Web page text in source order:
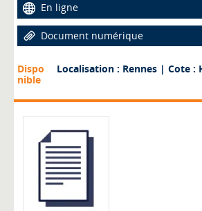
En ligne
Document numérique
Dispo
nible
Localisation : Rennes | Cote :